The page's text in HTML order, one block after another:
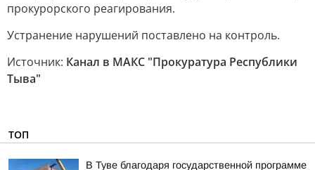
прокурорского реагирования.
Устранение нарушений поставлено на контроль.
Источник: Канал в МАКС "Прокуратура Республики
Тыва"
ТОП
В Туве благодаря государственной программе